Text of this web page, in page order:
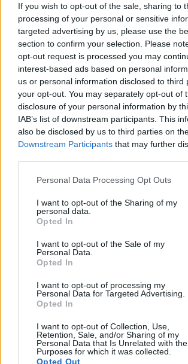
If you wish to opt-out of the sale, sharing to
processing of your personal or sensitive
targeted advertising by us, please use the
section to confirm your selection. Please
opt-out request is processed you may
interest-based ads based on personal
us or personal information disclosed to third
your opt-out. You may separately opt-out of
disclosure of your personal information by
IAB’s list of downstream participants. This
also be disclosed by us to third parties on
Downstream Participants that may further
Please note that this website/app uses one
not limited to your visit or usage behaviour.
grant or deny consent to Google and its
use your data for below specified purposes
consent section.
Personal Data Processing Opt Outs
I want to opt-out of the Sharing of my
personal data.
Opted In
I want to opt-out of the Sale of my
Personal Data.
Opted In
I want to opt-out of processing my
Personal Data for Targeted Advertising.
Opted In
I want to opt-out of Collection, Use,
Retention, Sale, and/or Sharing of my
Personal Data that Is Unrelated with the
Purposes for which it was collected.
Opted Out
zacskóba. Alaposan rázzuk össze és
öntsük egy sütőpapírral bélelt
alatt süssük készre. Közben az olajat
felhevítjük, rászórjuk a hagymát.
majd 5-6 perc alatt puhára párolom.
vízzel meglocsolom, hogy
Ráreszelem a fokhagymát, pár
átpirítom, majd hozzáforgatom a
lencsét. Felöntöm az alaplével,
babérlevelekt és fedő alatt 35-40
de nem szétfőzöm. Belereszelem a
belefacsarom a levét. Sózom. Egy bő
kiveszek és egy magas falú
mustárral és a tárkonnyal
kell. Sült zöldségekkel, pirított
facebook
Címkék: narancsos sült zöldség
narancsos lencsefőzelék